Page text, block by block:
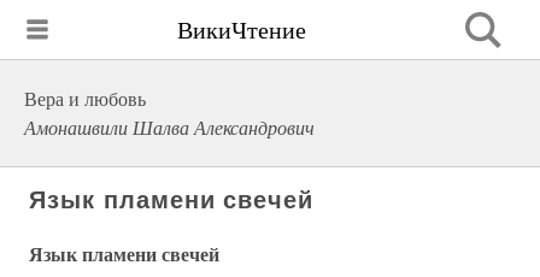
ВикиЧтение
Вера и любовь
Амонашвили Шалва Александрович
Язык пламени свечей
Язык пламени свечей